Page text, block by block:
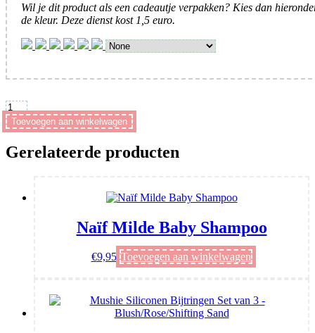
Wil je dit product als een cadeautje verpakken? Kies dan
de kleur. Deze dienst kost 1,5 euro.
Mushie
Siliconen
Tootbrush
Shifting
aantal
Toevoegen aan winkelwagen
Gerelateerde producten
Naïf Milde Baby Shampoo
€9,95 Toevoegen aan winkelwagen